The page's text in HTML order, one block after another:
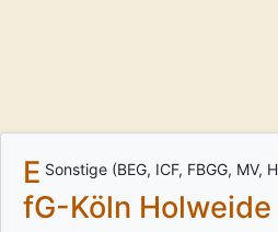
Sonstige (BEG, ICF, FBGG, MV,
E
fG-Köln Holweide